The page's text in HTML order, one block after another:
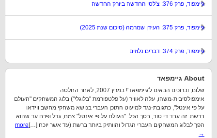
גיימפוד, פרק 376: צ'לסי החדשה ביורק החדשה
גיימפוד, פרק 375: העידן שמרמה (סיכום שנת 2025)
גיימפוד, פרק 374: דברים נלוזים
About גיימפאד
שלום, וברוכים הבאים ל'גיימפאד'! במרץ 2007, לאחר החלטה
אימפולסיבית-משהו, עלה לאוויר (על פלטפורמת "בלוגלי") בלוג המשחקים "העולם
על פי אינטל", כתגובת-נגד למיעוט התוכן העברי בנושא משחקי מחשב ווידאו
ברשת. זה עבד די טוב, בסך הכל. "העולם על פי אינטל" צמח, גדל ופרח עד שהוא
הפך לבלוג המשחקים העברי הגדול והוותיק ביותר ברשת (עד אשר יוכח […] more
→